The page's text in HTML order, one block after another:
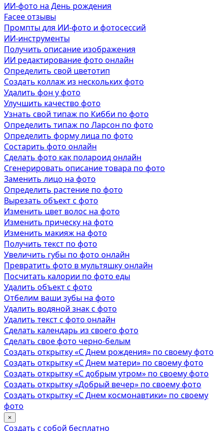
ИИ-фото на День рождения
Facee отзывы
Промпты для ИИ-фото и фотосессий
ИИ-инструменты
Получить описание изображения
ИИ редактирование фото онлайн
Определить свой цветотип
Создать коллаж из нескольких фото
Удалить фон у фото
Улучшить качество фото
Узнать свой типаж по Кибби по фото
Определить типаж по Ларсон по фото
Определить форму лица по фото
Состарить фото онлайн
Сделать фото как полароид онлайн
Сгенерировать описание товара по фото
Заменить лицо на фото
Определить растение по фото
Вырезать объект с фото
Изменить цвет волос на фото
Изменить прическу на фото
Изменить макияж на фото
Получить текст по фото
Увеличить губы по фото онлайн
Превратить фото в мультяшку онлайн
Посчитать калории по фото еды
Удалить объект с фото
Отбелим ваши зубы на фото
Удалить водяной знак с фото
Удалить текст с фото онлайн
Сделать календарь из своего фото
Сделать свое фото черно-белым
Создать открытку «С Днем рождения» по своему фото
Создать открытку «С Днем матери» по своему фото
Создать открытку «С добрым утром» по своему фото
Создать открытку «Добрый вечер» по своему фото
Создать открытку «С Днем космонавтики» по своему
фото
×
Создать с собой бесплатно